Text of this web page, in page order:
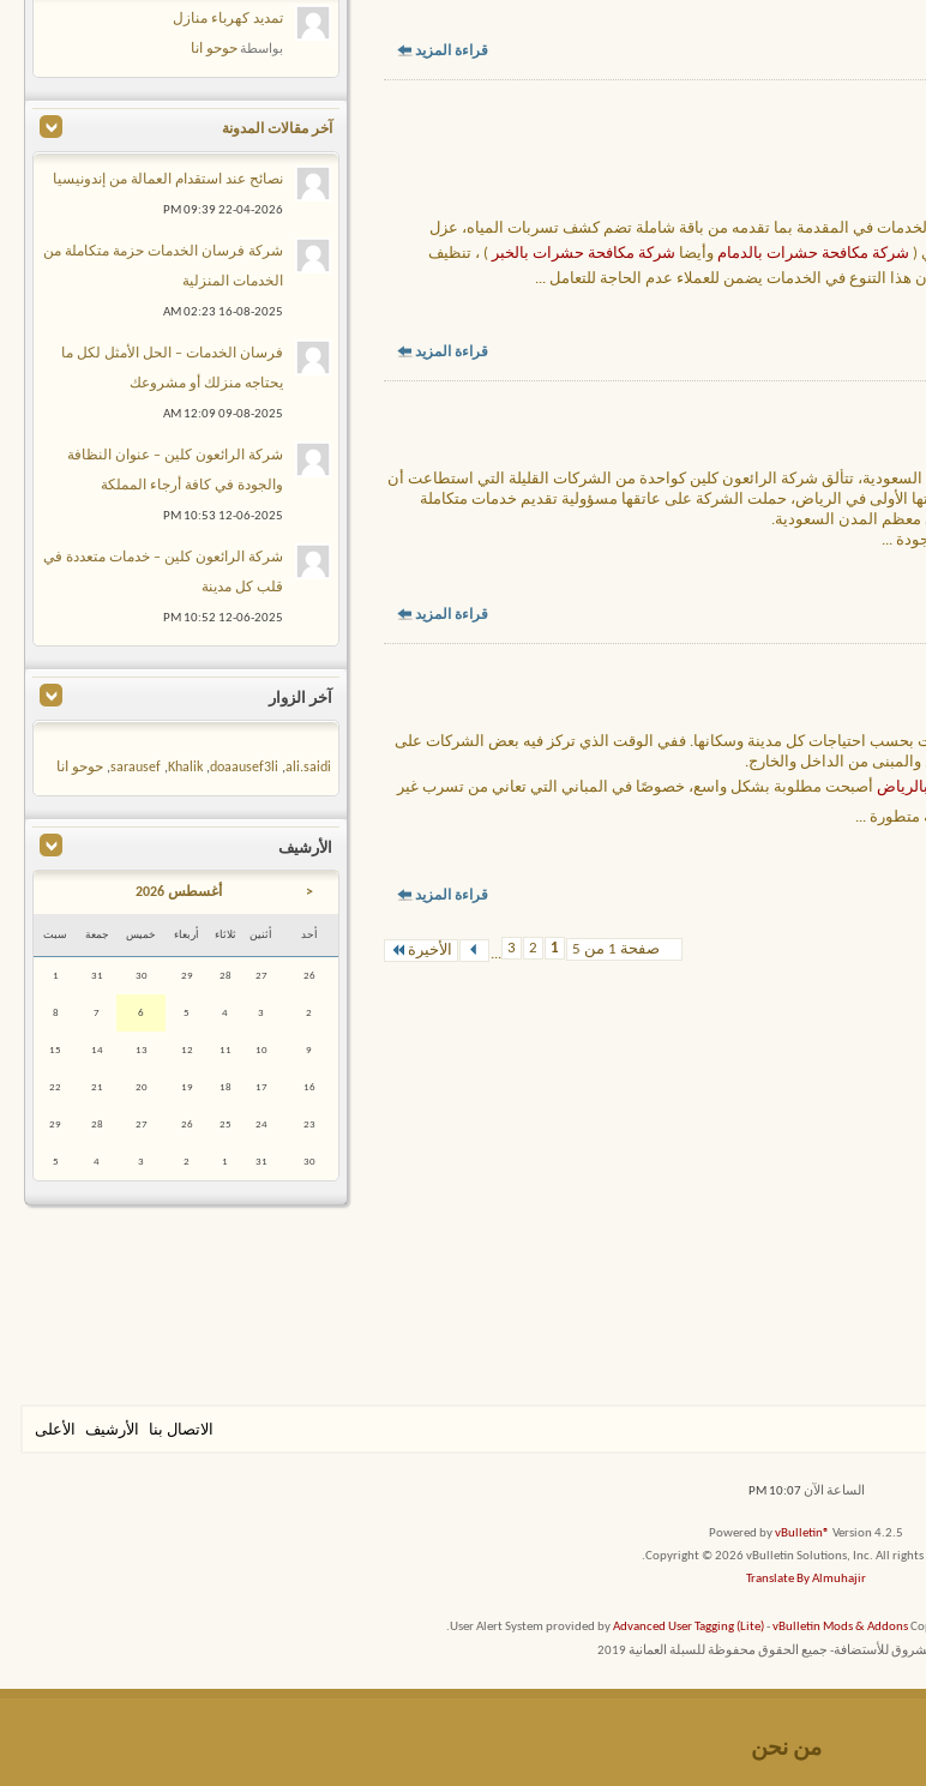
قراءة المزيد
في المقدمة بما تقدمه من باقة شاملة تضم كشف تسربات المياه، عزل
( شركة مكافحة حشرات بالدمام وأيضا شركة مكافحة حشرات بالخبر ) ، تنظيف
هذا التنوع في الخدمات يضمن للعملاء عدم الحاجة للتعامل ...
قراءة المزيد
تتألق شركة الرائعون كلين كواحدة من الشركات القليلة التي استطاعت أن
الأولى في الرياض، حملت الشركة على عاتقها مسؤولية تقديم خدمات متكاملة
معظم المدن السعودية.
...
قراءة المزيد
بحسب احتياجات كل مدينة وسكانها. ففي الوقت الذي تركز فيه بعض الشركات على
من الداخل والخارج.
أصبحت مطلوبة بشكل واسع، خصوصًا في المباني التي تعاني من تسرب غير
متطورة ...
قراءة المزيد
صفحة 1 من 5 1
2
3
... الأخيرة
تمديد كهرباء منازل
بواسطةحوحو انا
آخر مقالات المدونة
نصائح عند استقدام العمالة من إندونيسيا
22-04-2026
09:39 PM
شركة فرسان الخدمات حزمة متكاملة من
الخدمات المنزلية
16-08-2025
02:23 AM
فرسان الخدمات – الحل الأمثل لكل ما
يحتاجه منزلك أو مشروعك
09-08-2025
12:09 AM
شركة الرائعون كلين – عنوان النظافة
والجودة في كافة أرجاء المملكة
12-06-2025
10:53 PM
شركة الرائعون كلين – خدمات متعددة في
قلب كل مدينة
12-06-2025
10:52 PM
آخر الزوار
ali.saidi
,
doaausef3li
,
Khalik
,
sarausef
, حوحو انا
الأرشيف
< أغسطس 2026
أحد أثنين ثلاثاء أربعاء خميس جمعة سبت
26
27
28
29
30
31
1
2
3
4
5
6
7
8
9
10
11
12
13
14
15
16
17
18
19
20
21
22
23
24
25
26
27
28
29
30
31
1
2
3
4
5
الاتصال بنا الأرشيف الأعلى
الساعة الآن10:07 PM
Powered byvBulletin® Version 4.2.5
Copyright © 2026 vBulletin Solutions, Inc. All rights
Translate By Almuhajir
User Alert System provided byAdvanced User Tagging (Lite)-vBulletin Mods & Addons
للأستضافة- جميع الحقوق محفوظة للسبلة العمانية 2019
من نحن